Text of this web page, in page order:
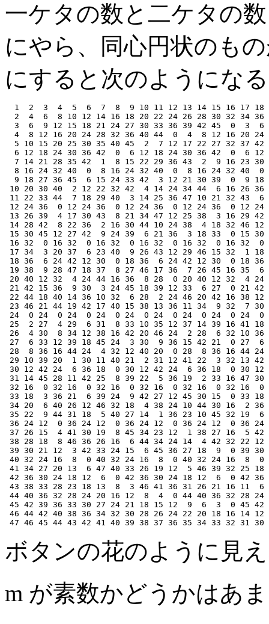
一ケタの数と二ケタの
にやら、同心円状のも
にすると次のようにな
1  2  3  4  5  6  7  8  9 10 11 12 13 14 15 16 17
2  4  6  8 10 12 14 16 18 20 22 24 26 28 30 32 34
3  6  9 12 15 18 21 24 27 30 33 36 39 42 45  0  3
4  8 12 16 20 24 28 32 36 40 44  0  4  8 12 16 20
5 10 15 20 25 30 35 40 45  2  7 12 17 22 27 32 37
6 12 18 24 30 36 42  0  6 12 18 24 30 36 42  0  6
7 14 21 28 35 42  1  8 15 22 29 36 43  2  9 16 23
8 16 24 32 40  0  8 16 24 32 40  0  8 16 24 32 40
9 18 27 36 45  6 15 24 33 42  3 12 21 30 39  0  9
10 20 30 40  2 12 22 32 42  4 14 24 34 44  6 16 26
11 22 33 44  7 18 29 40  3 14 25 36 47 10 21 32 43
12 24 36  0 12 24 36  0 12 24 36  0 12 24 36  0 12
13 26 39  4 17 30 43  8 21 34 47 12 25 38  3 16 29
14 28 42  8 22 36  2 16 30 44 10 24 38  4 18 32 46
15 30 45 12 27 42  9 24 39  6 21 36  3 18 33  0 15
16 32  0 16 32  0 16 32  0 16 32  0 16 32  0 16 32
17 34  3 20 37  6 23 40  9 26 43 12 29 46 15 32  1
18 36  6 24 42 12 30  0 18 36  6 24 42 12 30  0 18
19 38  9 28 47 18 37  8 27 46 17 36  7 26 45 16 35
20 40 12 32  4 24 44 16 36  8 28  0 20 40 12 32  4
21 42 15 36  9 30  3 24 45 18 39 12 33  6 27  0 21
22 44 18 40 14 36 10 32  6 28  2 24 46 20 42 16 38
23 46 21 44 19 42 17 40 15 38 13 36 11 34  9 32  7
24  0 24  0 24  0 24  0 24  0 24  0 24  0 24  0 24
25  2 27  4 29  6 31  8 33 10 35 12 37 14 39 16 41
26  4 30  8 34 12 38 16 42 20 46 24  2 28  6 32 10
27  6 33 12 39 18 45 24  3 30  9 36 15 42 21  0 27
28  8 36 16 44 24  4 32 12 40 20  0 28  8 36 16 44
29 10 39 20  1 30 11 40 21  2 31 12 41 22  3 32 13
30 12 42 24  6 36 18  0 30 12 42 24  6 36 18  0 30
31 14 45 28 11 42 25  8 39 22  5 36 19  2 33 16 47
32 16  0 32 16  0 32 16  0 32 16  0 32 16  0 32 16
33 18  3 36 21  6 39 24  9 42 27 12 45 30 15  0 33
34 20  6 40 26 12 46 32 18  4 38 24 10 44 30 16  2
35 22  9 44 31 18  5 40 27 14  1 36 23 10 45 32 19
36 24 12  0 36 24 12  0 36 24 12  0 36 24 12  0 36
37 26 15  4 41 30 19  8 45 34 23 12  1 38 27 16  5
38 28 18  8 46 36 26 16  6 44 34 24 14  4 42 32 22
39 30 21 12  3 42 33 24 15  6 45 36 27 18  9  0 39
40 32 24 16  8  0 40 32 24 16  8  0 40 32 24 16  8
41 34 27 20 13  6 47 40 33 26 19 12  5 46 39 32 25
42 36 30 24 18 12  6  0 42 36 30 24 18 12  6  0 42
43 38 33 28 23 18 13  8  3 46 41 36 31 26 21 16 11
44 40 36 32 28 24 20 16 12  8  4  0 44 40 36 32 28
45 42 39 36 33 30 27 24 21 18 15 12  9  6  3  0 45
46 44 42 40 38 36 34 32 30 28 26 24 22 20 18 16 14
ボタンの花のように見
m が素数かどうかはあ